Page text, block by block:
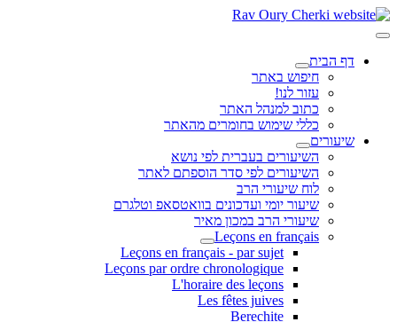
דף הבית
חיפוש באתר
עזור לנו!
כתוב למנהל האתר
כללי שימוש בחומרים מהאתר
שיעורים
השיעורים בעברית לפי נושא
השיעורים לפי סדר הוספתם לאתר
לוח שיעורי הרב
שיעור יומי ועדכונים בוואטסאפ וטלגרם
שיעורי הרב במכון מאיר
Leçons en français
Leçons en français - par sujet
Leçons par ordre chronologique
L'horaire des leçons
Les fêtes juives
Berechite